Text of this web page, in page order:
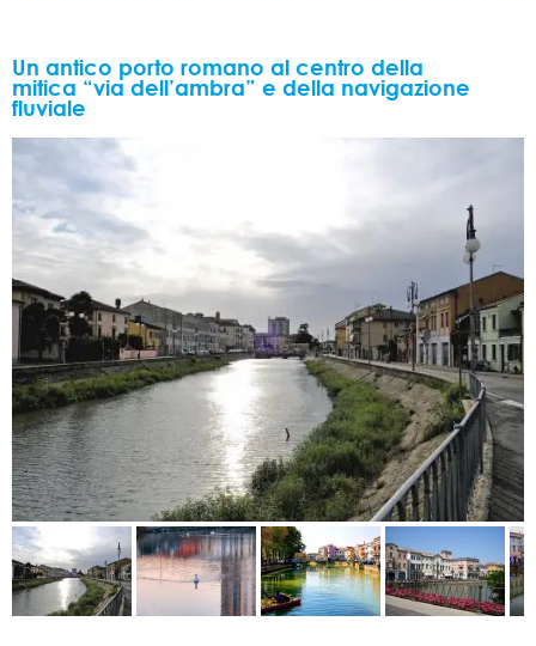
Un antico porto romano al centro della
mitica “via dell’ambra” e della navigazione
fluviale